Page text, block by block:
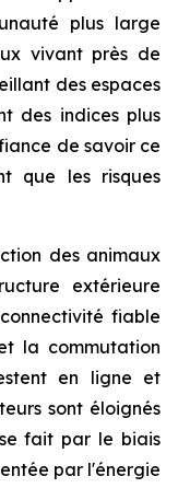
plus large
vivant près de
des espaces
des indices plus
de savoir ce
que les risques
des animaux
extérieure
fiable
la commutation
en ligne et
sont éloignés
fait par le biais
par l'énergie